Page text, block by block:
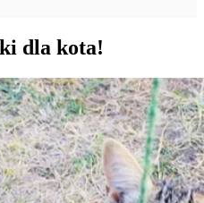
dla kota!